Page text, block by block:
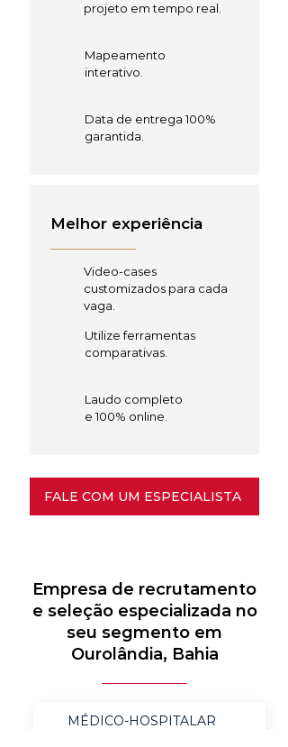
projeto em tempo real.
Mapeamento
interativo.
Data de entrega 100%
garantida.
Melhor experiência
Video-cases
customizados para cada
vaga.
Utilize ferramentas
comparativas.
Laudo completo
e 100% online.
FALE COM UM ESPECIALISTA
Empresa de recrutamento
e seleção especializada no
seu segmento em
Ourolândia, Bahia
MÉDICO-HOSPITALAR